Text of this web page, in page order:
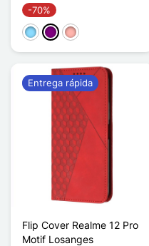
-70%
Azul claro
PúrpuraOro rosa
Flip Cover Realme 12 Pro
Motif Losanges
Entrega rápida